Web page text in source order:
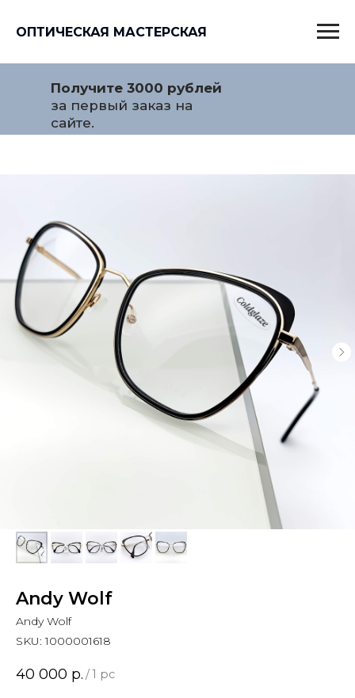
ОПТИЧЕСКАЯ МАСТЕРСКАЯ
Получите 3000 рублей
за первый заказ на
сайте.
Andy Wolf
Andy Wolf
SKU:1000001618
40 000 р. /1 pc